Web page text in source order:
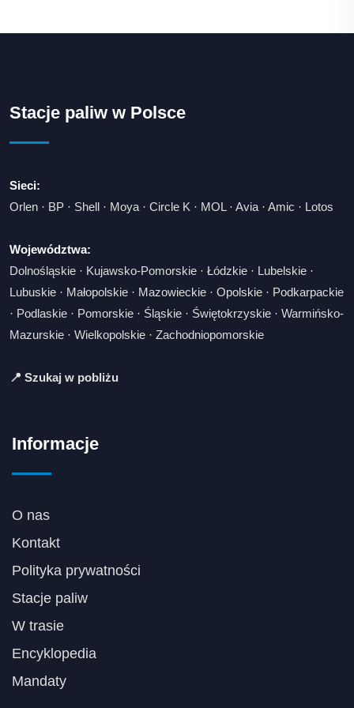
Stacje paliw w Polsce
Sieci:
Orlen · BP · Shell · Moya · Circle K · MOL· Avia · Amic · Lotos
Województwa:
Dolnośląskie · Kujawsko-Pomorskie · Łódzkie · Lubelskie ·
Lubuskie · Małopolskie · Mazowieckie · Opolskie · Podkarpackie
· Podlaskie · Pomorskie · Śląskie · Świętokrzyskie · Warmińsko-
Mazurskie · Wielkopolskie · Zachodniopomorskie
📍 Szukaj w pobliżu
Informacje
O nas
Kontakt
Polityka prywatności
Stacje paliw
W trasie
Encyklopedia
Mandaty